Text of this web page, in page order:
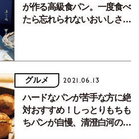
が作る高級食パン。一度食べ
たら忘れられないおいしさで
グルメ 2021.06.13
ハードなパンが苦手な方に絶
対おすすめ！しっとりもちも
ちパンが自慢、清澄白河の